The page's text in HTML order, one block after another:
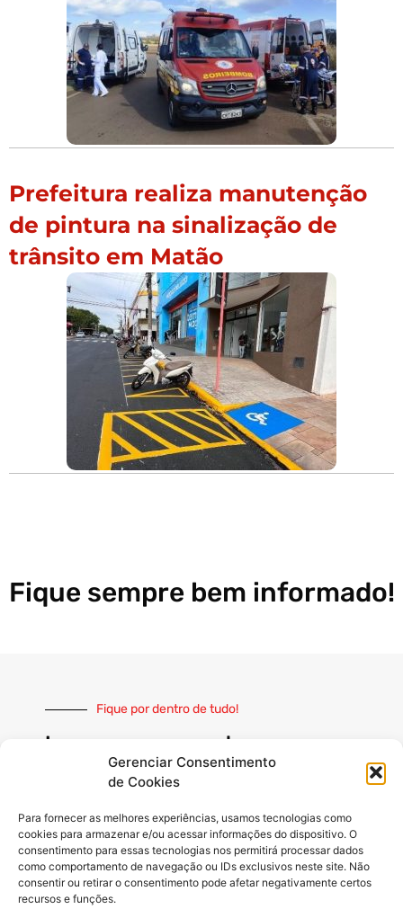
Gerenciar Consentimento
de Cookies
Para fornecer as melhores experiências, usamos tecnologias como
cookies para armazenar e/ou acessar informações do dispositivo. O
consentimento para essas tecnologias nos permitirá processar dados
como comportamento de navegação ou IDs exclusivos neste site. Não
consentir ou retirar o consentimento pode afetar negativamente certos
recursos e funções.
Prefeitura realiza manutenção
de pintura na sinalização de
trânsito em Matão
Fique sempre bem informado!
Fique por dentro de tudo!
Inscreva-se e receba nossas
notícias sempre atualizadas
INSCREVER